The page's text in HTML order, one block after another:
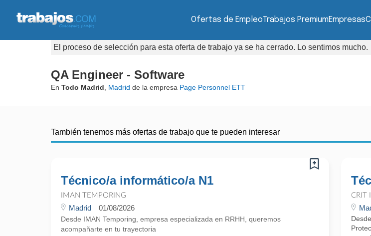
Ofertas de EmpleoTrabajos PremiumEmpresas
El proceso de selección para esta oferta de trabajo ya se ha cerrado. Lo sentimos mucho.
QA Engineer - Software
En Todo Madrid Madrid de la empresa Page Personnel ETT
También tenemos más ofertas de trabajo que te pueden interesar
Técnico/a informático/a N1
IMAN TEMPORING
Madrid 01/08/2026
Desde IMAN Temporing, empresa especializada en RRHH, queremos
acompañarte en tu trayectoria
CRIT